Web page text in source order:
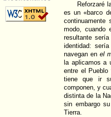
Reforzaré
es un «barco
continuamente
modo, cuando
resultante
identidad: sería
navegan en el
la aplicamos a
entre el
tiene que ir
componen, y
distinta de la
sin embargo
Tierra.